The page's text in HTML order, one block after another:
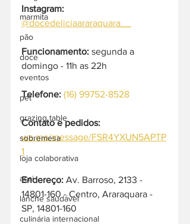
marmita
pão
doce
eventos
pet
grazing table
sobremesa
loja colaborativa
acai
lanche saudável
culinária internacional
Instagram:
@docedeliciaararaquara__
Funcionamento: segunda a
domingo - 11h as 22h
Telefone: (16) 99752-8528
Contato e pedidos:
wa.me/message/FSR4YXUN5APTP
1
Endereço: Av. Barroso, 2133 -
14801-160 - Centro, Araraquara -
SP, 14801-160